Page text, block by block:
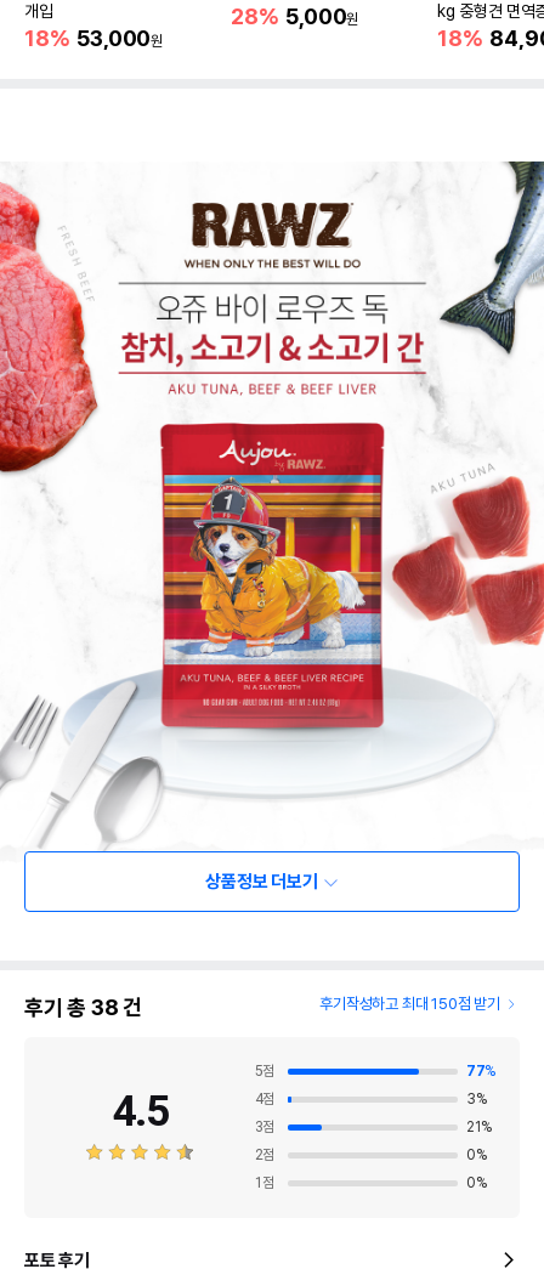
개입
18% 53,000원
28% 5,000원
kg 중형견 면역
18%
상품정보 더보기
후기 총 38건 후기작성하고 최대 150점 받기
4.5
5점 77%
4점 3%
3점 21 %
2점 0%
1 점 0%
포토 후기